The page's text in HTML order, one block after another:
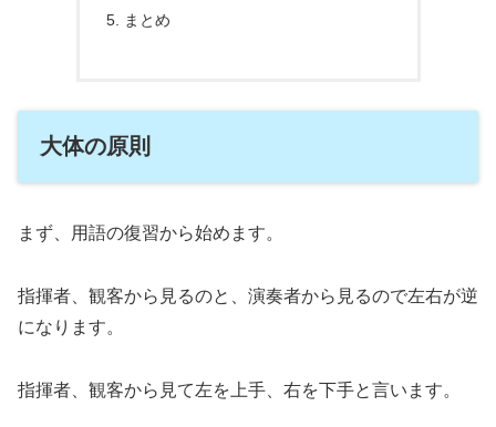
まとめ
大体の原則
まず、用語の復習から始めます。
指揮者、観客から見るのと、演奏者から見るので左右が逆
になります。
指揮者、観客から見て左を上手、右を下手と言います。